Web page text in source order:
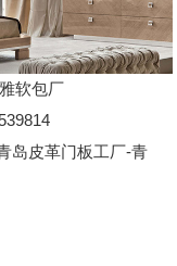
软包厂
岛皮革门板工厂-青